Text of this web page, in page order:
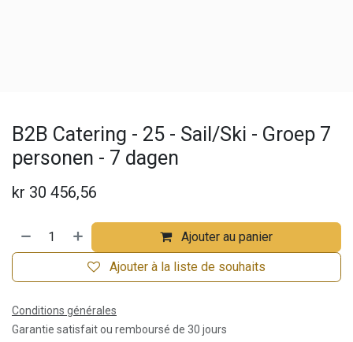
B2B Catering - 25 - Sail/Ski - Groep 7
personen - 7 dagen
kr 30 456,56
Ajouter au panier
Ajouter à la liste de souhaits
Conditions générales
Garantie satisfait ou remboursé de 30 jours